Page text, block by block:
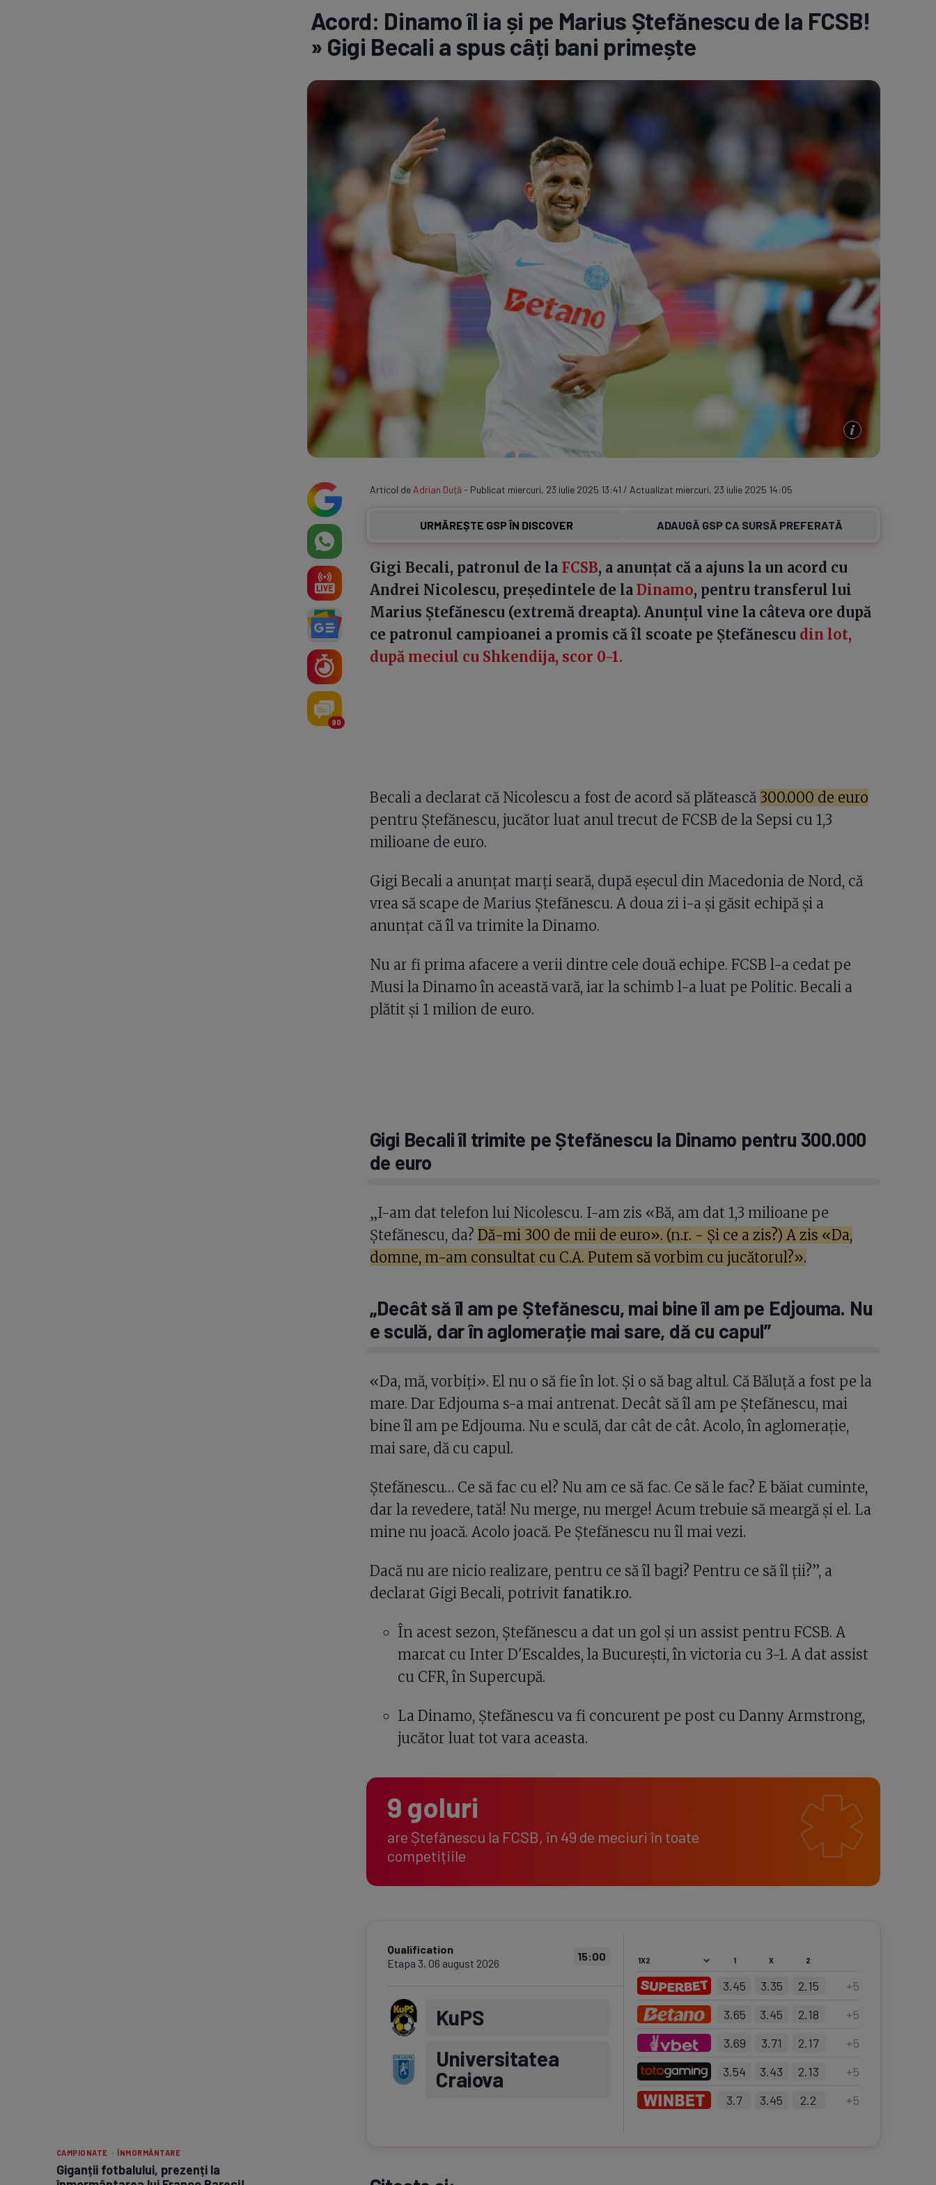
Serie A
Meciuri
Acord: Dinamo îl ia și pe Marius Ștefănescu de la FCSB!
» Gigi Becali a spus câți bani primește
CAMPIONATE · ÎNMORMÂNTARE
Giganții fotbalului, prezenți la
90
Articol de Adrian Duţă- Publicat miercuri, 23 iulie 2025 13:41 / Actualizat miercuri, 23 iulie 2025 14:05
URMĂREȘTE GSP ÎN DISCOVER ADAUGĂ GSP CA SURSĂ PREFERATĂ
Gigi Becali, patronul de la FCSB, a anunțat că a ajuns la un acord cu
Andrei Nicolescu, președintele de la Dinamo, pentru transferul lui
Marius Ștefănescu (extremă dreapta). Anunțul vine la câteva ore după
ce patronul campioanei a promis că îl scoate pe Ștefănescu din lot,
după meciul cu Shkendija, scor 0-1.
Becali a declarat că Nicolescu a fost de acord să plătească 300.000 de euro
pentru Ștefănescu, jucător luat anul trecut de FCSB de la Sepsi cu 1,3
milioane de euro.
Gigi Becali a anunțat marți seară, după eșecul din Macedonia de Nord, că
vrea să scape de Marius Ștefănescu. A doua zi i-a și găsit echipă și a
anunțat că îl va trimite la Dinamo.
Nu ar fi prima afacere a verii dintre cele două echipe. FCSB l-a cedat pe
Musi la Dinamo în această vară, iar la schimb l-a luat pe Politic. Becali a
plătit și 1 milion de euro.
Gigi Becali îl trimite pe Ștefănescu la Dinamo pentru 300.000
de euro
„I-am dat telefon lui Nicolescu. I-am zis «Bă, am dat 1,3 milioane pe
Ștefănescu, da? Dă-mi 300 de mii de euro». (n.r. - Și ce a zis?) A zis «Da,
domne, m-am consultat cu C.A. Putem să vorbim cu jucătorul?».
„Decât să îl am pe Ștefănescu, mai bine îl am pe Edjouma. Nu
e sculă, dar în aglomerație mai sare, dă cu capul”
«Da, mă, vorbiți». El nu o să fie în lot. Și o să bag altul. Că Băluță a fost pe la
mare. Dar Edjouma s-a mai antrenat. Decât să îl am pe Ștefănescu, mai
bine îl am pe Edjouma. Nu e sculă, dar cât de cât. Acolo, în aglomerație,
mai sare, dă cu capul.
Ștefănescu… Ce să fac cu el? Nu am ce să fac. Ce să le fac? E băiat cuminte,
dar la revedere, tată! Nu merge, nu merge! Acum trebuie să meargă și el. La
mine nu joacă. Acolo joacă. Pe Ștefănescu nu îl mai vezi.
Dacă nu are nicio realizare, pentru ce să îl bagi? Pentru ce să îl ții?”, a
declarat Gigi Becali, potrivit fanatik.ro.
În acest sezon, Ștefănescu a dat un gol și un assist pentru FCSB. A
marcat cu Inter D'Escaldes, la București, în victoria cu 3-1. A dat assist
cu CFR, în Supercupă.
La Dinamo, Ștefănescu va fi concurent pe post cu Danny Armstrong,
jucător luat tot vara aceasta.
9 goluri
are Ștefănescu la FCSB, în 49 de meciuri în toate
competițiile
Qualification
Etapa 3, 06 august 2026
15:00
KuPS
Universitatea
Craiova
1 X 2
3.45 3.35 2.15 +5
3.65
3.45 2.18 +5
3.69
3.71 2.17 +5
3.54
3.43 2.13 +5
3.7
3.45 2.2 +5